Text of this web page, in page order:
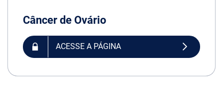
Câncer de Ovário
ACESSE A PÁGINA